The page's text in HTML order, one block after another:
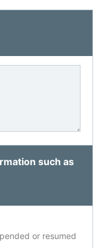
such as
or resumed